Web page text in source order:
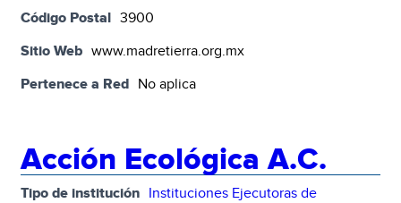
Código Postal 3900
Sitio Web www.madretierra.org.mx
Pertenece a Red No aplica
Acción Ecológica A.C.
Tipo de institución Instituciones Ejecutoras de